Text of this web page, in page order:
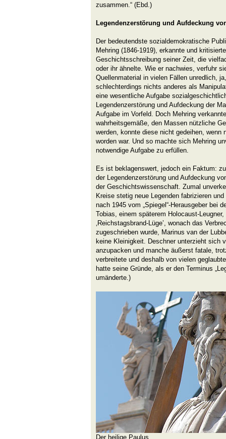
zusammen.“ (Ebd.)
Legendenzerstörung und Aufdeckung
Der bedeutendste sozialdemokratische
Mehring (1846-1919), erkannte und
Geschichtsschreibung seiner Zeit, die
oder ihr ähnelte. Wie er nachwies, verfuhr
Quellenmaterial in vielen Fällen unredlich,
schlechterdings nichts anderes als
eine wesentliche Aufgabe
Legendenzerstörung und Aufdeckung der
Aufgabe im Vorfeld. Doch Mehring
wahrheitsgemäße, den Massen nützliche
werden, konnte diese nicht gedeihen, wenn
worden war. Und so machte sich Mehring
notwendige Aufgabe zu erfüllen.
Es ist beklagenswert, jedoch ein Faktum:
der Legendenzerstörung und Aufdeckung
der Geschichtswissenschaft. Zumal
Kreise stetig neue Legenden fabrizieren
nach 1945 vom „Spiegel“-Herausgeber bei
Tobias, einem späterem Holocaust-
‚Reichstagsbrand-Lüge’, wonach das
zugeschrieben wurde, Marinus van der
keine Kleinigkeit. Deschner unterzieht sich
anzupacken und manche äußerst fatale,
verbreitete und deshalb von vielen
hatte seine Gründe, als er den Terminus
umänderte.)
Der heilige Paulus